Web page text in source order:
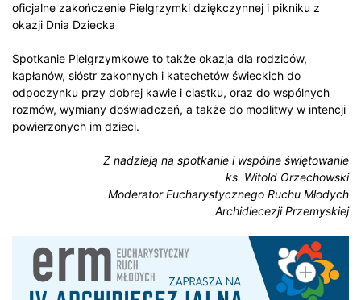
oficjalne zakończenie Pielgrzymki dziękczynnej i pikniku z
okazji Dnia Dziecka
Spotkanie Pielgrzymkowe to także okazja dla rodziców,
kapłanów, sióstr zakonnych i katechetów świeckich do
odpoczynku przy dobrej kawie i ciastku, oraz do wspólnych
rozmów, wymiany doświadczeń, a także do modlitwy w intencji
powierzonych im dzieci.
Z nadzieją na spotkanie i wspólne świętowanie
ks. Witold Orzechowski
Moderator Eucharystycznego Ruchu Młodych
Archidiecezji Przemyskiej